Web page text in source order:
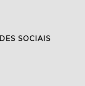
SOCIAIS